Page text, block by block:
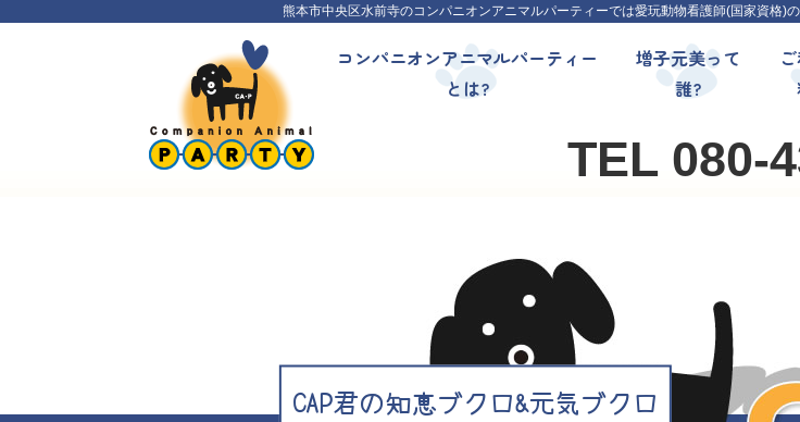
熊本市中央区水前寺のコンパニオンアニマルパーティーでは愛玩動物看護師(国家資格)
コンパニオンアニマルパーティー
とは?
増子元美って
誰?
TEL 080-
CAP君の知恵ブクロ&元気ブクロ